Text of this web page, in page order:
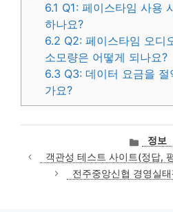
6.1 Q1: 페이스타임 사용
하나요?
6.2 Q2: 페이스타임 오디
소모량은 어떻게 되나요?
6.3 Q3: 데이터 요금을
가요?
카
테
고
리
정보
객관성 테스트 사이트(정답,
전주중앙신협 경영실